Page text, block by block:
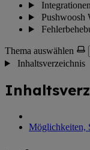
Integrationen
Pushwoosh
Thema auswählen
Inhaltsverzeichnis
Möglichkeiten,